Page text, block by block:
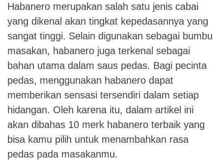
Habanero merupakan salah satu jenis cabai
yang dikenal akan tingkat kepedasannya yang
sangat tinggi. Selain digunakan sebagai bumbu
masakan, habanero juga terkenal sebagai
bahan utama dalam saus pedas. Bagi pecinta
pedas, menggunakan habanero dapat
memberikan sensasi tersendiri dalam setiap
hidangan. Oleh karena itu, dalam artikel ini
akan dibahas 10 merk habanero terbaik yang
bisa kamu pilih untuk menambahkan rasa
pedas pada masakanmu.